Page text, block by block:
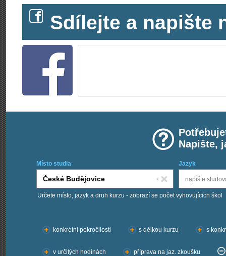
Sdílejte a napište
Napište,
Místo studia Jazyk
Určete místo, jazyk a druh kurzu - zobrazí se počet vyhovujících škol
konkrétní pokročilosti
s délkou kurzu s
v určitých hodinách příprava na jaz. zkoušku